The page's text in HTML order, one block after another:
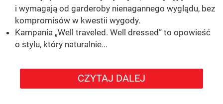
i wymagają od garderoby nienagannego wyglądu, bez
kompromisów w kwestii wygody.
Kampania „Well traveled. Well dressed” to opowieść
o stylu, który naturalnie...
CZYTAJ DALEJ